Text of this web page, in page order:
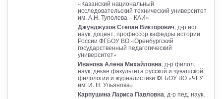
«Казанский национальный
исследовательский технический университет
им. А.Н. Туполева – КАИ»
Джунджузов Степан Викторович, д-р ист.
наук, доцент, профессор кафедры истории
России ФГБОУ ВО «Оренбургский
государственный педагогический
университет»
Иванова Алена Михайловна, д-р филол.
наук, декан факультета русской и чувашской
филологии и журналистики ФГБОУ ВО «ЧГУ
им. И. Н. Ульянова»
Карпушина Лариса Павловна, д-р пед. наук,